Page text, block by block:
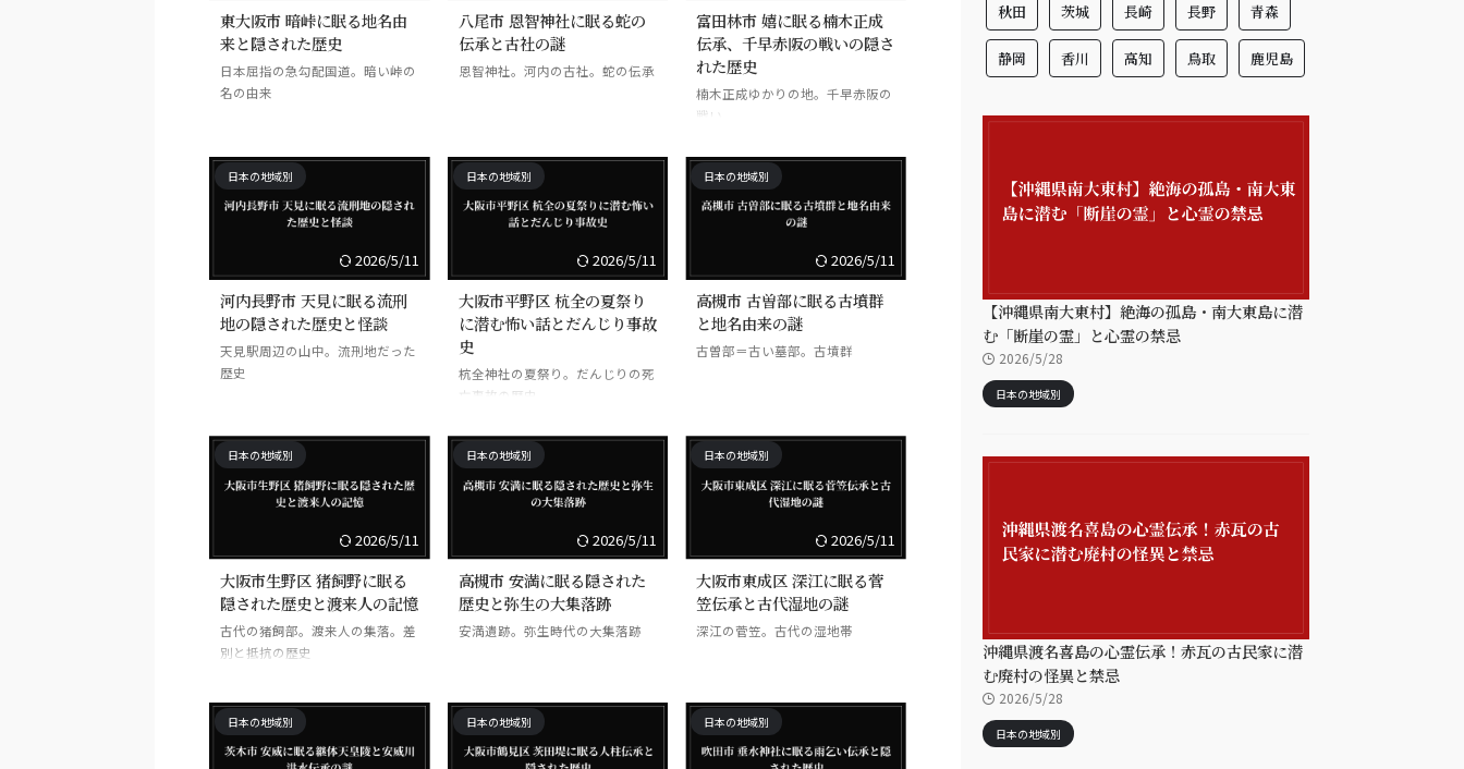
東大阪市 暗峠に眠る地名由
来と隠された歴史
日本屈指の急勾配国道。暗い峠の
名の由来
八尾市 恩智神社に眠る蛇の
伝承と古社の謎
恩智神社。河内の古社。蛇の伝承
富田林市 嬉に眠る楠木正成
伝承、千早赤阪の戦いの隠さ
れた歴史
楠木正成ゆかりの地。千早赤阪の
戦い
日本の地域別
2026/5/11
河内長野市 天見に眠る流刑
地の隠された歴史と怪談
天見駅周辺の山中。流刑地だった
歴史
日本の地域別
2026/5/11
大阪市平野区 杭全の夏祭り
に潜む怖い話とだんじり事故
史
杭全神社の夏祭り。だんじりの死
亡事故の歴史
日本の地域別
2026/5/11
高槻市 古曽部に眠る古墳群
と地名由来の謎
古曽部＝古い墓部。古墳群
日本の地域別
2026/5/11
大阪市生野区 猪飼野に眠る
隠された歴史と渡来人の記憶
古代の猪飼部。渡来人の集落。差
別と抵抗の歴史
日本の地域別
2026/5/11
高槻市 安満に眠る隠された
歴史と弥生の大集落跡
安満遺跡。弥生時代の大集落跡
日本の地域別
2026/5/11
大阪市東成区 深江に眠る菅
笠伝承と古代湿地の謎
深江の菅笠。古代の湿地帯
日本の地域別 日本の地域別 日本の地域別
秋田 茨城 長崎 長野 青森
静岡 香川 高知 鳥取 鹿児島
【沖縄県南大東村】絶海の孤島・南大東島に潜
む「断崖の霊」と心霊の禁忌
2026/5/28
日本の地域別
沖縄県渡名喜島の心霊伝承！赤瓦の古民家に潜
む廃村の怪異と禁忌
2026/5/28
日本の地域別